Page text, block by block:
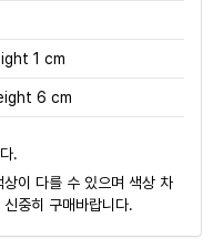
1 cm
6 cm
.
이 다를 수 있으며 색상 차
중히 구매바랍니다.